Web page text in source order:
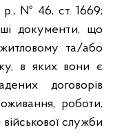
р., № 46, ст. 1669;
документи, що
та/або
в яких вони є
договорів
роботи,
служби